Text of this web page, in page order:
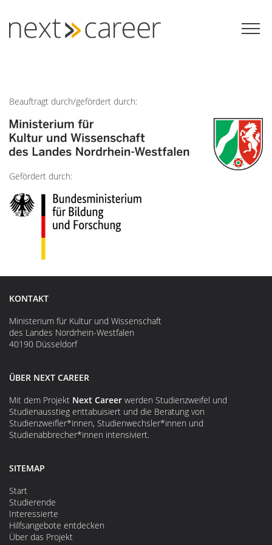
Inhalt
springen
Beauftragt durch/gefördert durch:
Gefördert durch:
KONTAKT
Ministerium für Kultur und Wissenschaft
des Landes Nordrhein-Westfalen
40190 Düsseldorf
ÜBER NEXT CAREER
Mit dem Projekt Next Career werden Studienzweifel und
Studienausstieg enttabuisiert und die Beratung von
Studienzweifler*innen, Studienwechsler*innen und
Studienabbrecher*innen intensiviert.
SITEMAP
Start
Studierende
Interessierte
Hilfsangebote entdecken
Über das Projekt